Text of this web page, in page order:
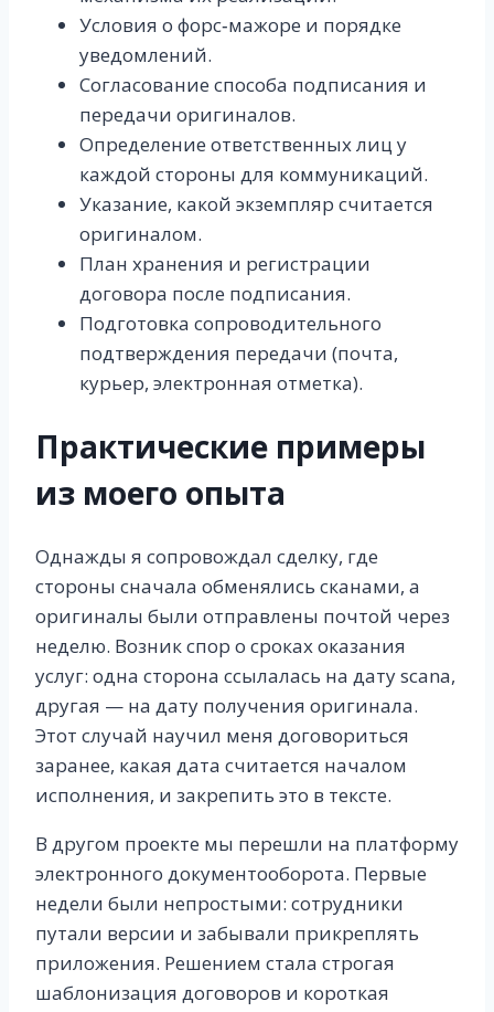
Условия о форс‑мажоре и порядке
уведомлений.
Согласование способа подписания и
передачи оригиналов.
Определение ответственных лиц у
каждой стороны для коммуникаций.
Указание, какой экземпляр считается
оригиналом.
План хранения и регистрации
договора после подписания.
Подготовка сопроводительного
подтверждения передачи (почта,
курьер, электронная отметка).
Практические примеры
из моего опыта
Однажды я сопровождал сделку, где
стороны сначала обменялись сканами, а
оригиналы были отправлены почтой через
неделю. Возник спор о сроках оказания
услуг: одна сторона ссылалась на дату scana,
другая — на дату получения оригинала.
Этот случай научил меня договориться
заранее, какая дата считается началом
исполнения, и закрепить это в тексте.
В другом проекте мы перешли на платформу
электронного документооборота. Первые
недели были непростыми: сотрудники
путали версии и забывали прикреплять
приложения. Решением стала строгая
шаблонизация договоров и короткая